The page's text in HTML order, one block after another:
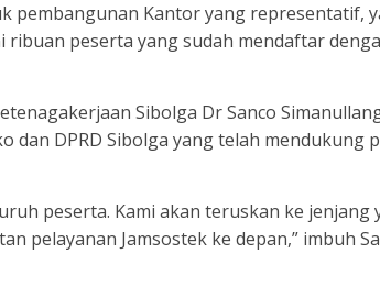
pembangunan Kantor yang representatif,
peserta yang sudah mendaftar
Sibolga Dr Sanco
dan DPRD Sibolga yang telah mendukung
peserta. Kami akan teruskan ke jenjang
pelayanan Jamsostek ke depan,” imbuh